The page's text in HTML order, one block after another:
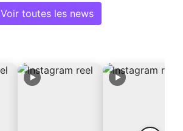
Voir toutes les news